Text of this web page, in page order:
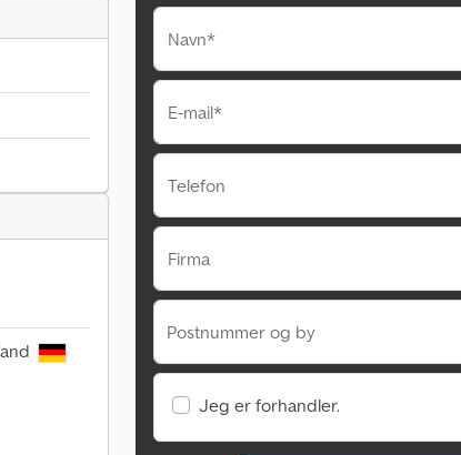
Navn*
E-mail*
Telefon
Firma
Postnummer og by
Jeg er forhandler.